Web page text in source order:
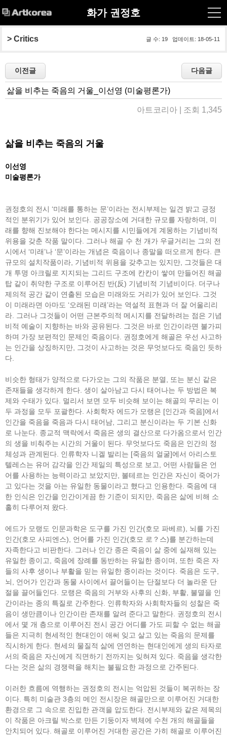
화가 권정호
글 수: 19 업데이트: 18-05-11
> Critics
삶을 비추는 죽음의 거울_이선영 (미술평론가)
아트코리아 | 조회 1,345
삶을 비추는 죽음의 거울
이선영
미술평론가
권정호의 전시 ‘미래를 통하는 문’이라는 전시부제는 일견 밝고 긍정
적인 분위기가 있어 보인다. 공공장소에 거대한 규모를 자랑하며, 미
래를 향해 진보해야 한다는 메시지를 시민들에게 계몽하는 기념비적
위용을 갖춘 작품 말이다. 그러나 해골 수 천 개가 우글거리는 그의 전
시에서 ‘미래’나 ‘문’이라는 개념은 죽음이나 종말을 떠오르게 한다. 큰
규모의 설치작품이라, 기념비적 위용을 갖추고는 있지만, 그것들은 대
개 투명 아크릴로 지지되는 그리드 구조에 칸칸이 쌓여 만들어진 해골
탑 같이 취약한 구조로 이루어진 반(反) 기념비적 기념비이다. 더구나
제의적 공간 같이 연출된 모습은 미래와도 거리가 있어 보인다. 그것
이 미래라면 아마도 ‘오래된 미래’라는 역설적 표현과 더 잘 어울리리
라. 그러나 그것들이 어떤 근본주의적 메시지를 전달하려는 점은 기념
비적 예술이 지향하는 바와 공유된다. 그것은 바로 인간이라면 불가피
하며 가장 보편적인 문제인 죽음이다. 권정호에게 해골은 우선 사고하
는 인간을 상징하지만, 그것이 사고하는 것은 무엇보다도 죽음인 듯하
다.
비슷한 형태가 양적으로 다가오는 그의 작품은 분열, 또는 분신 같은
존재들을 생각하게 한다. 생이 살아남고 다시 태어나는 두 방법은 복
제와 수태가 있다. 멀리서 보면 모두 비슷해 보이는 해골의 무리는 이
두 과정을 모두 포괄한다. 사회학자 에드가 모랭은 [인간과 죽음]에서
인간을 죽음을 죽음과 다시 태어남, 그리고 분신이라는 두 기본 신화
로 나눈다. 종교적 맥락에서 죽음은 생의 결산으로 다가옴으로서 인간
의 생을 비춰주는 시간의 거울이 된다. 무엇보다도 죽음은 인간의 정
체성과 관계된다. 인류학자 니겔 발리는 [죽음의 얼굴]에서 아리스토
텔레스는 유머 감각을 인간 제일의 특성으로 보고, 어떤 사람들은 언
어를 사용하는 능력이라고 보았지만, 볼테르는 인간은 자신이 죽어가
고 있다는 것을 아는 유일한 동물이라고 했다고 인용한다. 죽음에 대
한 인식은 인간을 인간이게끔 한 기준이 되지만, 죽음은 삶에 비해 소
홀히 다루어져 왔다.
에드가 모랭도 인문과학은 도구를 가진 인간(호모 파베르), 뇌를 가진
인간(호모 사피엔스), 언어를 가진 인간(호모 로？스)를 분간하는데
자족한다고 비판한다. 그러나 인간 종은 죽음이 삶 중에 실재해 있는
유일한 종이고, 죽음에 장례를 동반하는 유일한 종이며, 또한 죽은 자
들의 사후 생이나 부활을 믿는 유일한 종이라는 것이다. 죽음은 도구,
뇌, 언어가 인간과 동물 사이에서 끌어들이는 단절보다 더 놀라운 단
절을 끌어들인다. 모랭은 죽음의 거부와 사후의 신화, 부활, 불멸을 인
간이라는 종의 특질로 간주한다. 인류학자와 사회학자들의 성찰은 죽
음이 생만큼이나 인간이란 존재를 알려 준다고 말한다. 권정호의 전시
에서 몇 개 층으로 이루어진 전시 공간 어디를 가도 피할 수 없는 해골
들은 지극히 현세적인 현대인이 애써 잊고 살고 있는 죽음의 문제를
직시하게 한다. 현세의 물질적 삶에 연연하는 현대인에게 생의 타자로
서의 죽음은 자신에게 직면하기 전까지는 잊혀져 있다. 죽음을 생각한
다는 것은 삶의 경쟁력을 해치는 불필요한 과정으로 간주된다.
이러한 흐름에 역행하는 권정호의 전시는 억압된 것들이 복귀하는 장
이다. 특히 미술관 3층의 메인 전시장은 해골만으로 이루어진 거대한
환경으로 그 속으로 진입한 관객을 압도한다. 전시부제와 같은 제목의
이 작품은 아크릴 박스로 만든 기둥이자 벽체에 수천 개의 해골들을
안치되어 있다. 해골로 이루어진 거대한 공간은 가히 해골로 이루어진